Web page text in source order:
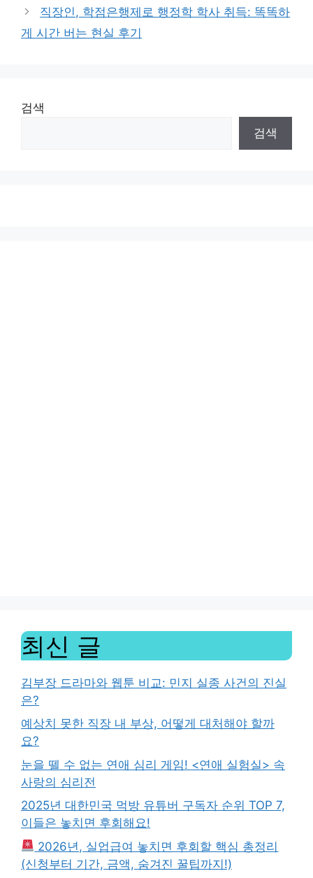
직장인, 학점은행제로 행정학 학사 취득: 똑똑하
게 시간 버는 현실 후기
검색
검색
최신 글
김부장 드라마와 웹툰 비교: 민지 실종 사건의 진실
은?
예상치 못한 직장 내 부상, 어떻게 대처해야 할까
요?
눈을 뗄 수 없는 연애 심리 게임! <연애 실험실> 속
사랑의 심리전
2025년 대한민국 먹방 유튜버 구독자 순위 TOP 7,
이들은 놓치면 후회해요!
2026년, 실업급여 놓치면 후회할 핵심 총정리
(신청부터 기간, 금액, 숨겨진 꿀팁까지!)